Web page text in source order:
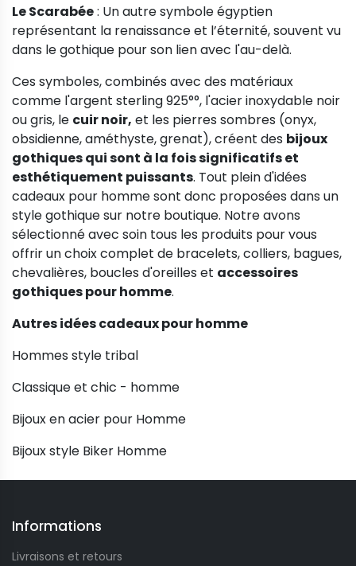
Le Scarabée: Un autre symbole égyptien
représentant la renaissance et l’éternité, souvent vu
dans le gothique pour son lien avec l'au-delà.
Ces symboles, combinés avec des matériaux
comme l'argent sterling 925°°, l'acier inoxydable noir
ou gris, le cuir noir, et les pierres sombres (onyx,
obsidienne, améthyste, grenat), créent des bijoux
gothiques qui sont à la fois significatifs et
esthétiquement puissants. Tout plein d'idées
cadeaux pour homme sont donc proposées dans un
style gothique sur notre boutique. Notre avons
sélectionné avec soin tous les produits pour vous
offrir un choix complet de bracelets, colliers, bagues,
chevalières, boucles d'oreilles et accessoires
gothiques pour homme.
Autres idées cadeaux pour homme
Hommes style tribal
Classique et chic - homme
Bijoux en acier pour Homme
Bijoux style Biker Homme
Informations
Livraisons et retours